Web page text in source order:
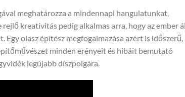
meghatározza a mindennapi hangulatunkat,
kreativitás pedig alkalmas arra, hogy az ember
olasz építész megfogalmazása azért is időszerű,
minden erényeit és hibáit bemutató
legújabb díszpolgára.